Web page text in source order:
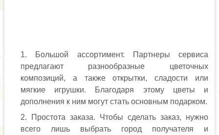
Большой ассортимент. Партнеры сервиса
предлагают разнообразные цветочных
композиций, а также открытки, сладости или
мягкие игрушки. Благодаря этому цветы и
дополнения к ним могут стать основным подарком.
Простота заказа. Чтобы сделать заказ, нужно
всего лишь выбрать город получателя и